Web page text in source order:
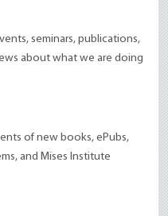
seminars, publications,
about what we are doing
of new books, ePubs,
and Mises Institute